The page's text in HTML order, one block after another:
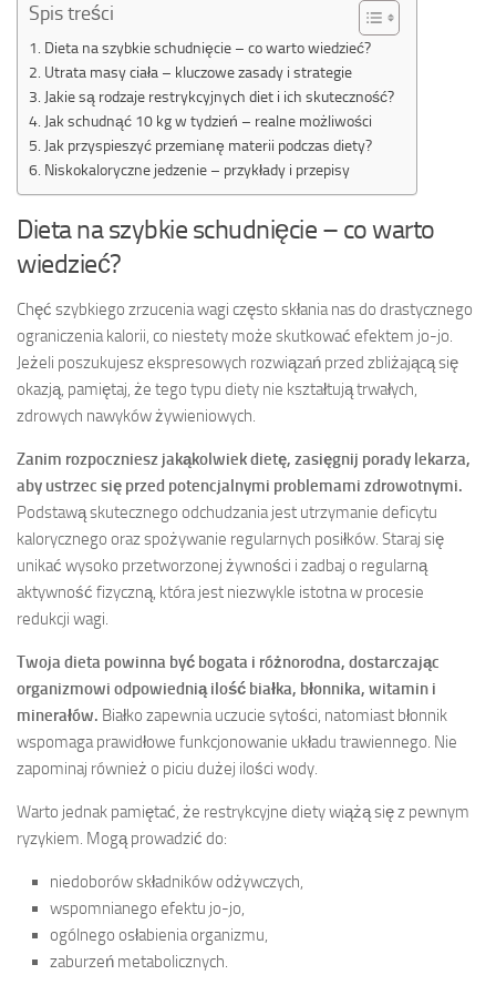
Spis treści
Dieta na szybkie schudnięcie – co warto wiedzieć?
Utrata masy ciała – kluczowe zasady i strategie
Jakie są rodzaje restrykcyjnych diet i ich skuteczność?
Jak schudnąć 10 kg w tydzień – realne możliwości
Jak przyspieszyć przemianę materii podczas diety?
Niskokaloryczne jedzenie – przykłady i przepisy
Dieta na szybkie schudnięcie – co warto
wiedzieć?
Chęć szybkiego zrzucenia wagi często skłania nas do drastycznego
ograniczenia kalorii, co niestety może skutkować efektem jo-jo.
Jeżeli poszukujesz ekspresowych rozwiązań przed zbliżającą się
okazją, pamiętaj, że tego typu diety nie kształtują trwałych,
zdrowych nawyków żywieniowych.
Zanim rozpoczniesz jakąkolwiek dietę, zasięgnij porady lekarza,
aby ustrzec się przed potencjalnymi problemami zdrowotnymi.
Podstawą skutecznego odchudzania jest utrzymanie deficytu
kalorycznego oraz spożywanie regularnych posiłków. Staraj się
unikać wysoko przetworzonej żywności i zadbaj o regularną
aktywność fizyczną, która jest niezwykle istotna w procesie
redukcji wagi.
Twoja dieta powinna być bogata i różnorodna, dostarczając
organizmowi odpowiednią ilość białka, błonnika, witamin i
minerałów. Białko zapewnia uczucie sytości, natomiast błonnik
wspomaga prawidłowe funkcjonowanie układu trawiennego. Nie
zapominaj również o piciu dużej ilości wody.
Warto jednak pamiętać, że restrykcyjne diety wiążą się z pewnym
ryzykiem. Mogą prowadzić do:
niedoborów składników odżywczych,
wspomnianego efektu jo-jo,
ogólnego osłabienia organizmu,
zaburzeń metabolicznych.